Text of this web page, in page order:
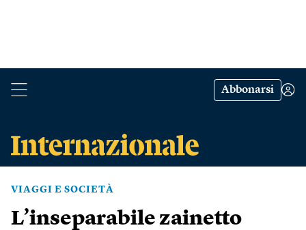
Abbonarsi
VIAGGI E SOCIETÀ
L’inseparabile zainetto